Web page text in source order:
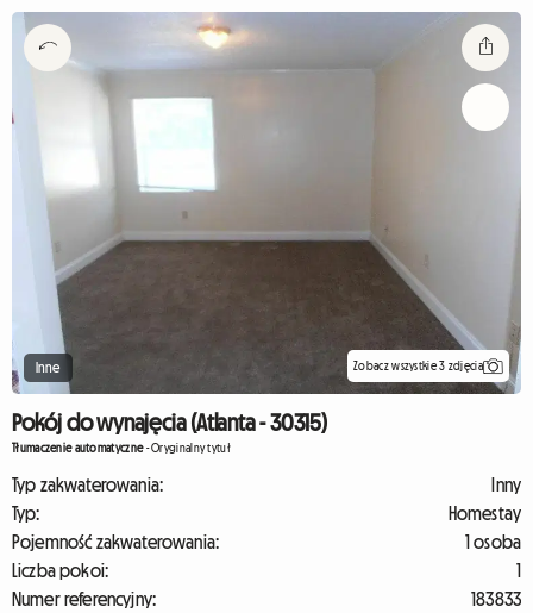
Inne Zobacz wszystkie 3 zdjęcia
Pokój do wynajęcia (Atlanta - 30315)
Tłumaczenie automatyczne-Oryginalny tytuł
Typ zakwaterowania:
Inny
Typ:
Homestay
Pojemność zakwaterowania:
1 osoba
Liczba pokoi:
1
Numer referencyjny:
183833